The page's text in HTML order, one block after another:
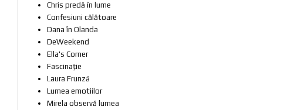
Chris predă în lume
Confesiuni călătoare
Dana în Olanda
DeWeekend
Ella's Corner
Fascinație
Laura Frunză
Lumea emotiilor
Mirela observă lumea